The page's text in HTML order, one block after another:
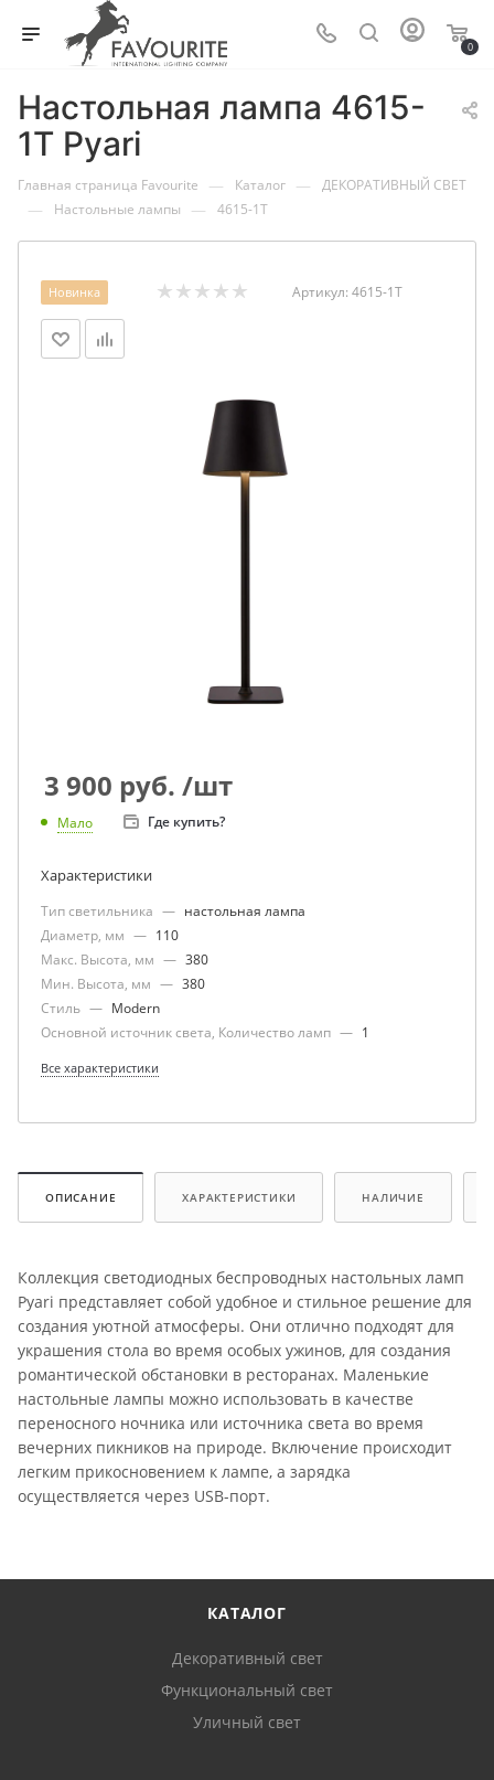
0
Настольная лампа 4615-
1T Pyari
Главная страница Favourite — Каталог — ДЕКОРАТИВНЫЙ СВЕТ
— Настольные лампы — 4615-1T
Новинка Артикул: 4615-1T
3 900 руб. /шт
Мало Где купить?
Характеристики
Тип светильника — настольная лампа
Диаметр, мм — 110
Макс. Высота, мм — 380
Мин. Высота, мм — 380
Стиль — Modern
Основной источник света, Количество ламп — 1
Все характеристики
ОПИСАНИЕ ХАРАКТЕРИСТИКИ НАЛИЧИЕ
Коллекция светодиодных беспроводных настольных ламп
Pyari представляет собой удобное и стильное решение для
создания уютной атмосферы. Они отлично подходят для
украшения стола во время особых ужинов, для создания
романтической обстановки в ресторанах. Маленькие
настольные лампы можно использовать в качестве
переносного ночника или источника света во время
вечерних пикников на природе. Включение происходит
легким прикосновением к лампе, а зарядка
осуществляется через USB-порт.
КАТАЛОГ
Декоративный свет
Функциональный свет
Уличный свет